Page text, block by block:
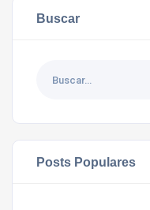
Buscar
Posts Populares